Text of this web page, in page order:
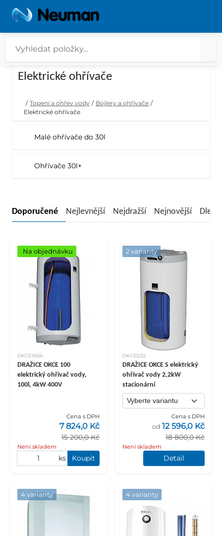
Elektrické ohřívače
/ Topení a ohřev vody / Bojlery a ohřívače /
Elektrické ohřívače
Malé ohřívače do 30l
Ohřívače 30l+
Doporučené Nejlevnější Nejdražší Nejnovější Dle
Na objednávku
OKCE100/4
DRAŽICE OKCE 100
elektrický ohřívač vody,
100l, 4kW 400V
Cena s DPH
15 200,0 Kč
7 824,0 Kč
Není skladem
ks Koupit
2 varianty
OKCES/22
DRAŽICE OKCE S elektrický
ohřívač vody 2,2kW
stacionární
Cena s DPH
18 800,0 Kč
od 12 596,0 Kč
Není skladem
Detail
4 varianty 4 varianty